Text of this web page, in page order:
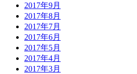
2017年9月
2017年8月
2017年7月
2017年6月
2017年5月
2017年4月
2017年3月